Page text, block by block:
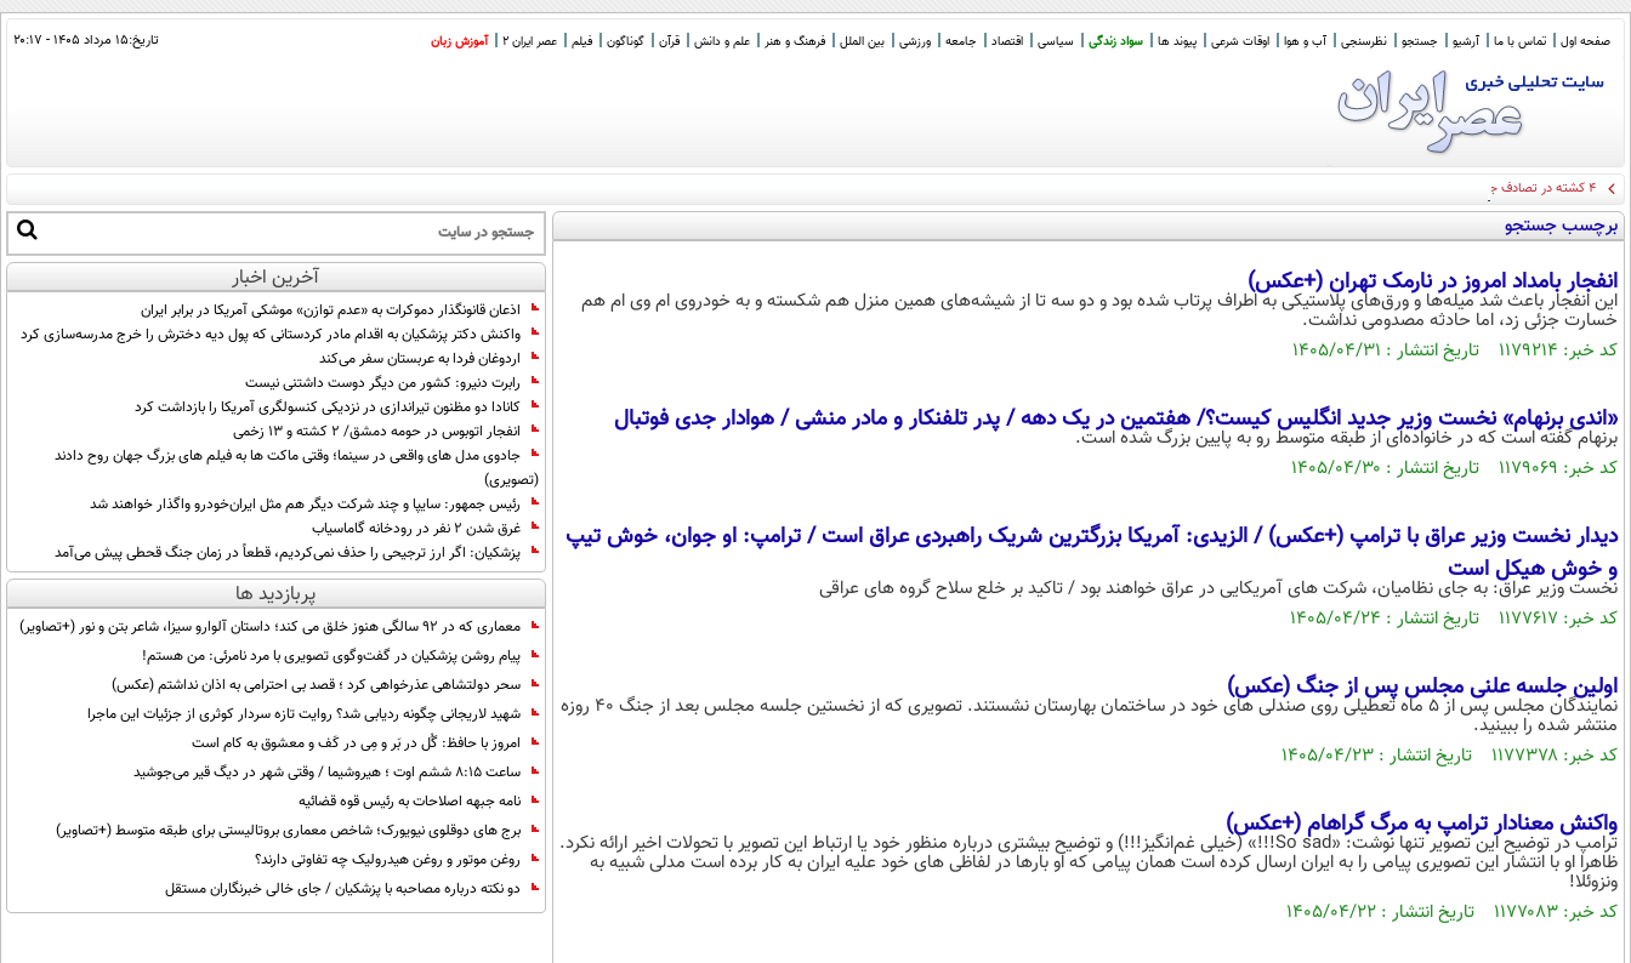
صفحه اول تماس با ما آرشیو جستجو نظرسنجی آب و هوا اوقات شرعی پیوند ها سواد زندگی سیاسی اقتصاد جامعه ورزشی بین الملل فرهنگ و هنر علم و دانش قرآن گوناگون فیلم عصر ایران 2 آموزش زبان تاریخ:۱۵ مرداد ۱۴۰۵ - ۲۰:۱۷
۴ کشته در تصادف جاده اهواز خرمشهر
برچسب جستجو
انفجار بامداد امروز در نارمک تهران (+عکس)
این انفجار باعث شد میله‌ها و ورق‌های پلاستیکی به اطراف پرتاب شده بود و دو سه تا از شیشه‌های همین منزل هم شکسته و به خودروی ام وی ام هم
خسارت جزئی زد، اما حادثه مصدومی نداشت.
کد خبر: ۱۱۷۹۲۱۴ تاریخ انتشار : ۱۴۰۵/۰۴/۳۱
«اندی برنهام» نخست وزیر جدید انگلیس کیست؟/ هفتمین در یک دهه / پدر تلفنکار و مادر منشی / هوادار جدی فوتبال
برنهام گفته است که در خانواده‌ای از طبقه متوسط رو به پایین بزرگ شده است.
کد خبر: ۱۱۷۹۰۶۹ تاریخ انتشار : ۱۴۰۵/۰۴/۳۰
دیدار نخست وزیر عراق با ترامپ (+عکس) / الزیدی: آمریکا بزرگترین شریک راهبردی عراق است / ترامپ: او جوان، خوش تیپ
و خوش هیکل است
نخست وزیر عراق: به جای نظامیان، شرکت های آمریکایی در عراق خواهند بود / تاکید بر خلع سلاح گروه های عراقی
کد خبر: ۱۱۷۷۶۱۷ تاریخ انتشار : ۱۴۰۵/۰۴/۲۴
اولین جلسه علنی مجلس پس از جنگ (عکس)
نمایندگان مجلس پس از 5 ماه تعطیلی روی صندلی های خود در ساختمان بهارستان نشستند. تصویری که از نخستین جلسه مجلس بعد از جنگ ۴۰ روزه
منتشر شده را ببینید.
کد خبر: ۱۱۷۷۳۷۸ تاریخ انتشار : ۱۴۰۵/۰۴/۲۳
واکنش معنادار ترامپ به مرگ گراهام (+عکس)
ترامپ در توضیح این تصویر تنها نوشت: «So sad!!!» (خیلی غم‌انگیز!!!) و توضیح بیشتری درباره منظور خود یا ارتباط این تصویر با تحولات اخیر ارائه نکرد.
ظاهرا او با انتشار این تصویری پیامی را به ایران ارسال کرده است همان پیامی که او بارها در لفاظی های خود علیه ایران به کار برده است مدلی شبیه به
ونزوئلا!
کد خبر: ۱۱۷۷۰۸۳ تاریخ انتشار : ۱۴۰۵/۰۴/۲۲
آخرین اخبار
اذعان قانونگذار دموکرات به «عدم توازن» موشکی آمریکا در برابر ایران
واکنش دکتر پزشکیان به اقدام مادر کردستانی که پول دیه دخترش را خرج مدرسه‌سازی کرد
اردوغان فردا به عربستان سفر می‌کند
رابرت دنیرو: کشور من دیگر دوست داشتنی نیست
کانادا دو مظنون تیراندازی در نزدیکی کنسولگری آمریکا را بازداشت کرد
انفجار اتوبوس در حومه دمشق/ ۲ کشته و ۱۳ زخمی
جادوی مدل های واقعی در سینما؛ وقتی ماکت ها به فیلم های بزرگ جهان روح دادند
(تصویری)
رئیس جمهور: سایپا و چند شرکت دیگر هم مثل ایران‌خودرو واگذار خواهند شد
غرق شدن ۲ نفر در رودخانه گاماسیاب
پزشکیان: اگر ارز ترجیحی را حذف نمی‌کردیم، قطعاً در زمان جنگ قحطی پیش می‌آمد
پربازدید ها
معماری که در 92 سالگی هنوز خلق می کند؛ داستان آلوارو سیزا، شاعر بتن و نور (+تصاویر)
پیام روشن پزشکیان در گفت‌و‌گوی تصویری با مرد نامرئی: من هستم!
سحر دولتشاهی عذرخواهی کرد ؛ قصد بی احترامی به اذان نداشتم (عکس)
شهید لاریجانی چگونه ردیابی شد؟ روایت تازه سردار کوثری از جزئیات این ماجرا
امروز با حافظ: گُل در بَر و مِی در کَف و معشوق به کام است
ساعت ۸:۱۵ ششم اوت ؛ هیروشیما / وقتی شهر در دیگ قیر می‌جوشید
نامه جبهه اصلاحات به رئیس قوه قضائیه
برج های دوقلوی نیویورک؛ شاخص معماری بروتالیستی برای طبقه متوسط (+تصاویر)
روغن موتور و روغن هیدرولیک چه تفاوتی دارند؟
دو نکته درباره مصاحبه با پزشکیان / جای خالی خبرنگاران مستقل